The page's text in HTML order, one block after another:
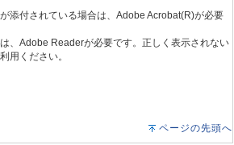
添付されている場合は、Adobe Acrobat(R)が必要
、Adobe Readerが必要です。正しく表示されない
用ください。
ページの先頭へ